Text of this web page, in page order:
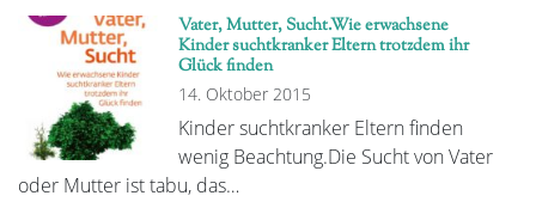
Vater, Mutter, Sucht.Wie erwachsene
Kinder suchtkranker Eltern trotzdem ihr
Glück finden
14. Oktober 2015
Kinder suchtkranker Eltern finden
wenig Beachtung.Die Sucht von Vater
oder Mutter ist tabu, das…